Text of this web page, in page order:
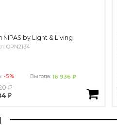
NIPAS by Light & Living
OPN2134
-5% Выгода:16 936 ₽
₽
₽